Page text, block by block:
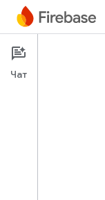
Документация
Обзор
Чат